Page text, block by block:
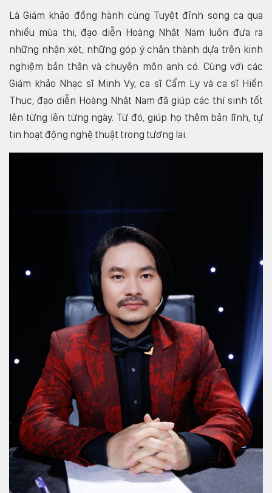
Là Giám khảo đồng hành cùng Tuyệt đỉnh song ca qua
nhiều mùa thi, đạo diễn Hoàng Nhật Nam luôn đưa ra
những nhận xét, những góp ý chân thành dựa trên kinh
nghiệm bản thân và chuyên môn anh có. Cùng với các
Giám khảo Nhạc sĩ Minh Vy, ca sĩ Cẩm Ly và ca sĩ Hiền
Thục, đạo diễn Hoàng Nhật Nam đã giúp các thí sinh tốt
lên từng lên từng ngày. Từ đó, giúp họ thêm bản lĩnh, tự
tin hoạt động nghệ thuật trong tương lai.